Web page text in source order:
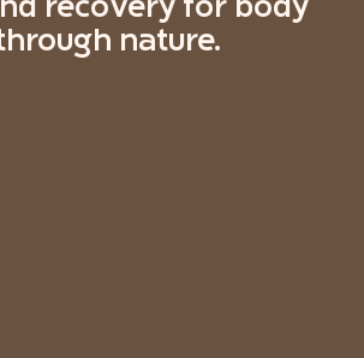
recovery for body
nature.